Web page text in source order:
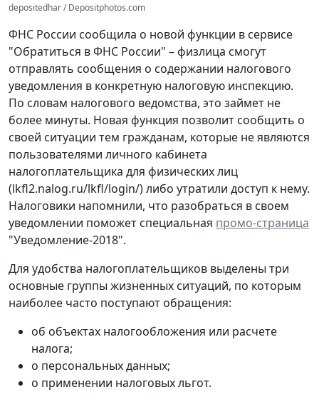
depositedhar / Depositphotos.com
ФНС России сообщила о новой функции в сервисе
"Обратиться в ФНС России" – физлица смогут
отправлять сообщения о содержании налогового
уведомления в конкретную налоговую инспекцию.
По словам налогового ведомства, это займет не
более минуты. Новая функция позволит сообщить о
своей ситуации тем гражданам, которые не являются
пользователями личного кабинета
налогоплательщика для физических лиц
(lkfl2.nalog.ru/lkfl/login/) либо утратили доступ к нему.
Налоговики напомнили, что разобраться в своем
уведомлении поможет специальная промо-страница
"Уведомление-2018".
Для удобства налогоплательщиков выделены три
основные группы жизненных ситуаций, по которым
наиболее часто поступают обращения:
об объектах налогообложения или расчете
налога;
о персональных данных;
о применении налоговых льгот.